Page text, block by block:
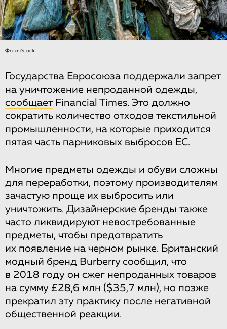
Фото: iStock
Государства Евросоюза поддержали запрет
на уничтожение непроданной одежды,
сообщает Financial Times. Это должно
сократить количество отходов текстильной
промышленности, на которые приходится
пятая часть парниковых выбросов ЕС.
Многие предметы одежды и обуви сложны
для переработки, поэтому производителям
зачастую проще их выбросить или
уничтожить. Дизайнерские бренды также
часто ликвидируют невостребованные
предметы, чтобы предотвратить
их появление на черном рынке. Британский
модный бренд Burberry сообщил, что
в 2018 году он сжег непроданных товаров
на сумму £28,6 млн ($35,7 млн), но позже
прекратил эту практику после негативной
общественной реакции.